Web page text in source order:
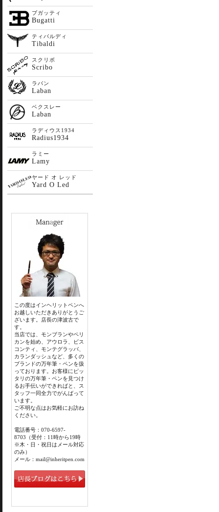
ブガッティ
Bugatti
ティバルディ
Tibaldi
スクリボ
Scribo
ラバン
Laban
ベクスレー
Laban
ラディウス1934
Radius1934
ラミー
Lamy
ヤード オ レッド
Yard O Led
この度はインヘリットペンへ
お越しいただきありがとうご
ざいます。店長の津波古で
す。
当店では、モンブランやペリ
カンを始め、アウロラ、ビス
コンティ、モンテグラッパ、
カランダッシュなど、多くの
ブランドの万年筆・ペンを扱
っております。お客様にピッ
タリの万年筆・ペンを見つけ
るお手伝いができればと、ス
タッフ一同全力でがんばって
います。
ご不明な点はお気軽にお訪ね
ください。
電話番号：070-6597-
8703（受付：11時から19時
※木・日・祝日はメール対応
のみ）
メール：mail@inheritpen.com